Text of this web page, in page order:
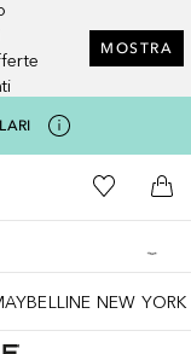
MOSTRA
Douglas HomeAlla Mia
Al
NEW